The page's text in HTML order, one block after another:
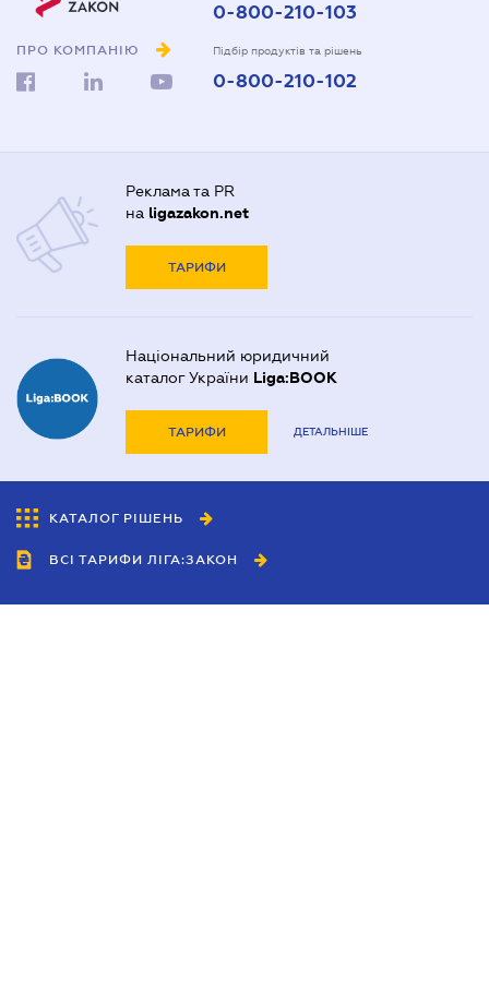
ПРО КОМПАНІЮ
0-800-210-103
Підбір продуктів та рішень
0-800-210-102
Реклама та PR
на ligazakon.net
ТАРИФИ
Національний юридичний
каталог України Liga:BOOK
ТАРИФИ ДЕТАЛЬНІШЕ
КАТАЛОГ РІШЕНЬ
ВСІ ТАРИФИ ЛІГА:ЗАКОН